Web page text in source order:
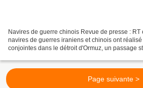
Navires de guerre chinois Revue de presse :
navires de guerres iraniens et chinois ont
conjointes dans le détroit d'Ormuz, un passage
Page suivante >